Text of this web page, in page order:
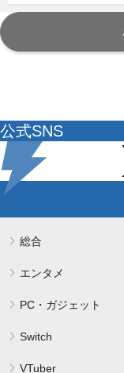
公式SNS
総合
エンタメ
PC・ガジェット
Switch
VTuber